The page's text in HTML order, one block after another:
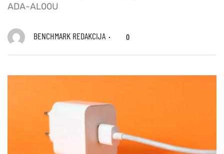
ADA-AL00U
BENCHMARK REDAKCIJA 0